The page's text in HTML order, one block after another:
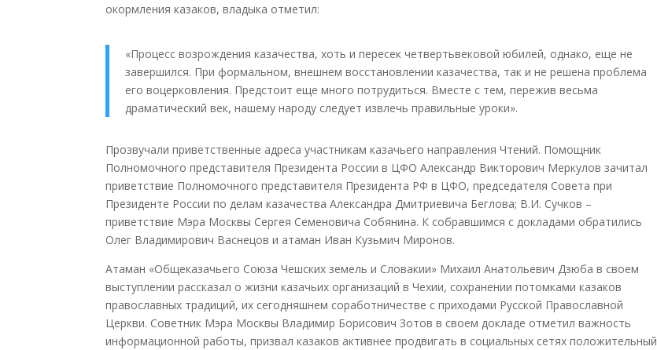
окормления казаков, владыка отметил:
«Процесс возрождения казачества, хоть и пересек четвертьвековой юбилей, однако, еще не
завершился. При формальном, внешнем восстановлении казачества, так и не решена проблема
его воцерковления. Предстоит еще много потрудиться. Вместе с тем, пережив весьма
драматический век, нашему народу следует извлечь правильные уроки».
Прозвучали приветственные адреса участникам казачьего направления Чтений. Помощник
Полномочного представителя Президента России в ЦФО Александр Викторович Меркулов зачитал
приветствие Полномочного представителя Президента РФ в ЦФО, председателя Совета при
Президенте России по делам казачества Александра Дмитриевича Беглова; В.И. Сучков –
приветствие Мэра Москвы Сергея Семеновича Собянина. К собравшимся с докладами обратились
Олег Владимирович Васнецов и атаман Иван Кузьмич Миронов.
Атаман «Общеказачьего Союза Чешских земель и Словакии» Михаил Анатольевич Дзюба в своем
выступлении рассказал о жизни казачьих организаций в Чехии, сохранении потомками казаков
православных традиций, их сегодняшнем соработничестве с приходами Русской Православной
Церкви. Советник Мэра Москвы Владимир Борисович Зотов в своем докладе отметил важность
информационной работы, призвал казаков активнее продвигать в социальных сетях положительный